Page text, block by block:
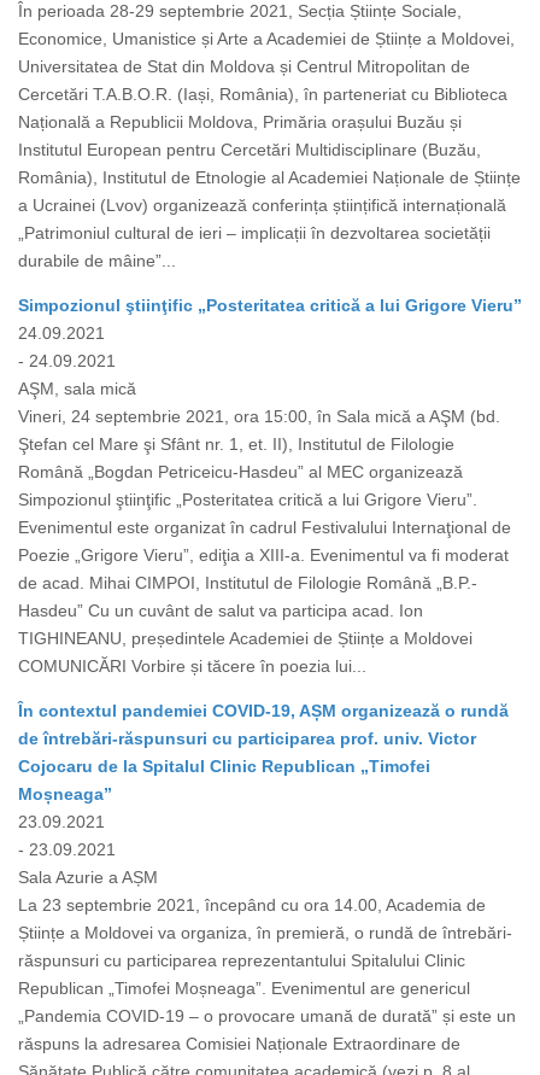
În perioada 28-29 septembrie 2021, Secția Științe Sociale,
Economice, Umanistice și Arte a Academiei de Științe a Moldovei,
Universitatea de Stat din Moldova și Centrul Mitropolitan de
Cercetări T.A.B.O.R. (Iași, România), în parteneriat cu Biblioteca
Națională a Republicii Moldova, Primăria orașului Buzău și
Institutul European pentru Cercetări Multidisciplinare (Buzău,
România), Institutul de Etnologie al Academiei Naționale de Științe
a Ucrainei (Lvov) organizează conferința științifică internațională
„Patrimoniul cultural de ieri – implicații în dezvoltarea societății
durabile de mâine”...
Simpozionul ştiinţific „Posteritatea critică a lui Grigore Vieru”
24.09.2021
- 24.09.2021
AŞM, sala mică
Vineri, 24 septembrie 2021, ora 15:00, în Sala mică a AŞM (bd.
Ştefan cel Mare şi Sfânt nr. 1, et. II), Institutul de Filologie
Română „Bogdan Petriceicu-Hasdeu” al MEC organizează
Simpozionul ştiinţific „Posteritatea critică a lui Grigore Vieru”.
Evenimentul este organizat în cadrul Festivalului Internaţional de
Poezie „Grigore Vieru”, ediţia a XIII-a. Evenimentul va fi moderat
de acad. Mihai CIMPOI, Institutul de Filologie Română „B.P.-
Hasdeu” Cu un cuvânt de salut va participa acad. Ion
TIGHINEANU, președintele Academiei de Științe a Moldovei
COMUNICĂRI Vorbire și tăcere în poezia lui...
În contextul pandemiei COVID-19, AȘM organizează o rundă
de întrebări-răspunsuri cu participarea prof. univ. Victor
Cojocaru de la Spitalul Clinic Republican „Timofei
Moșneaga”
23.09.2021
- 23.09.2021
Sala Azurie a AȘM
La 23 septembrie 2021, începând cu ora 14.00, Academia de
Științe a Moldovei va organiza, în premieră, o rundă de întrebări-
răspunsuri cu participarea reprezentantului Spitalului Clinic
Republican „Timofei Moșneaga”. Evenimentul are genericul
„Pandemia COVID-19 – o provocare umană de durată” și este un
răspuns la adresarea Comisiei Naționale Extraordinare de